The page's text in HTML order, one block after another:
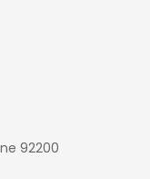
92200